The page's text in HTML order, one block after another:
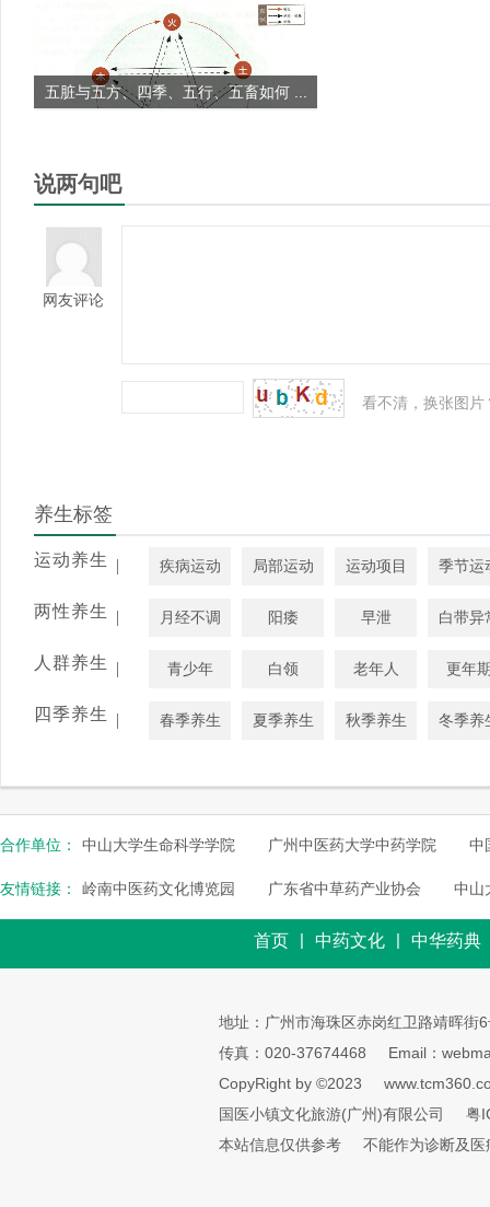
五脏与五方、四季、五行、五畜如何 ...
说两句吧
网友评论
看不清，换张图片
养生标签
运动养生 | 疾病运动 局部运动 运动项目 季节运
两性养生 | 月经不调 阳痿 早泄 白带异
人群养生 | 青少年 白领 老年人 更年
四季养生 | 春季养生 夏季养生 秋季养生 冬季养
合作单位： 中山大学生命科学学院 广州中医药大学中药学院 中
友情链接： 岭南中医药文化博览园 广东省中草药产业协会 中山
首页 | 中药文化 | 中华药典
地址：广州市海珠区赤岗红卫路靖晖街
传真：020-37674468
Email：
CopyRight by ©2023
国医小镇文化旅游(广州)有限公司
粤
本站信息仅供参考
不能作为诊断及医